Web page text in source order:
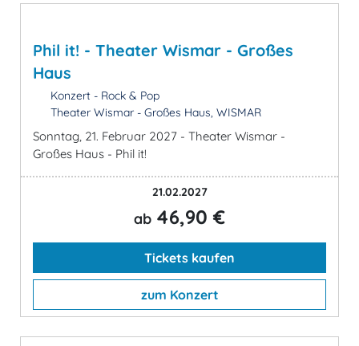
Phil it! - Theater Wismar - Großes
Haus
Konzert - Rock & Pop
Theater Wismar - Großes Haus, WISMAR
Sonntag, 21. Februar 2027 - Theater Wismar -
Großes Haus - Phil it!
21.02.2027
ab 46,90 €
Tickets kaufen
zum Konzert